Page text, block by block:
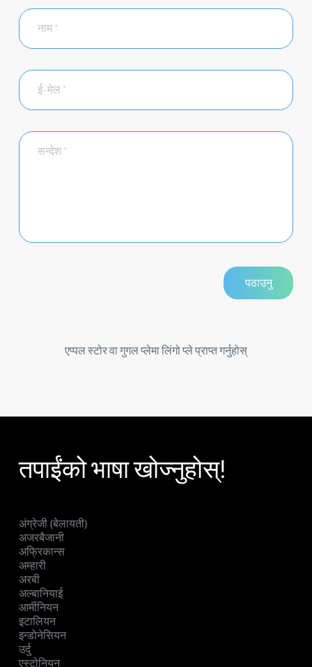
एप्पल स्टोर वा गुगल प्लेमा लिंगो प्ले प्राप्त गर्नुहोस्
तपाईंको भाषा खोज्नुहोस्!
अंग्रेजी (बेलायती)
अजरबैजानी
अफ्रिकान्स
अम्हारी
अरबी
अल्बानियाई
आर्मीनियन
इटालियन
इन्डोनेसियन
उर्दु
एस्टोनियन